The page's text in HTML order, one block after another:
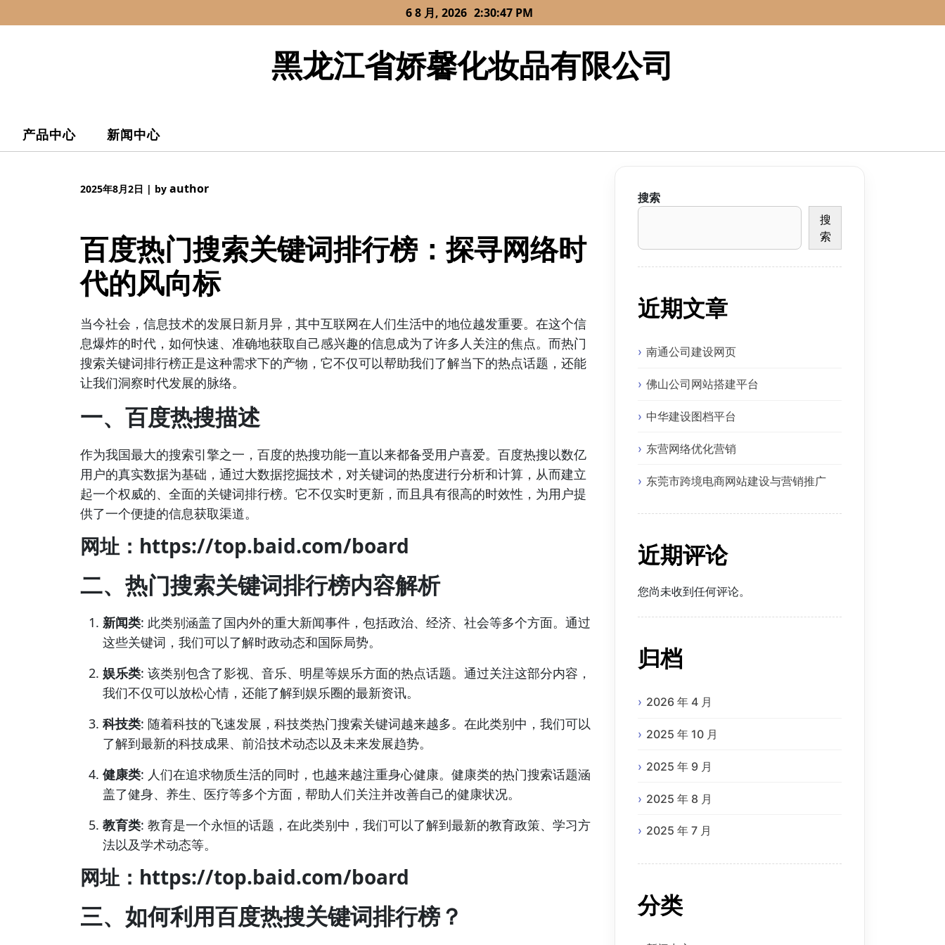
to
6 8 月, 2026 2:30:47 PM
黑龙江省娇馨化妆品有限公司
产品中心 新闻中心
2025年8月2日 | by author
百度热门搜索关键词排行榜：探寻网络时
代的风向标
当今社会，信息技术的发展日新月异，其中互联网在人们生活中的地位越发重要。在这个信
息爆炸的时代，如何快速、准确地获取自己感兴趣的信息成为了许多人关注的焦点。而热门
搜索关键词排行榜正是这种需求下的产物，它不仅可以帮助我们了解当下的热点话题，还能
让我们洞察时代发展的脉络。
一、百度热搜描述
作为我国最大的搜索引擎之一，百度的热搜功能一直以来都备受用户喜爱。百度热搜以数亿
用户的真实数据为基础，通过大数据挖掘技术，对关键词的热度进行分析和计算，从而建立
起一个权威的、全面的关键词排行榜。它不仅实时更新，而且具有很高的时效性，为用户提
供了一个便捷的信息获取渠道。
网址：https://top.baid.com/board
二、热门搜索关键词排行榜内容解析
新闻类: 此类别涵盖了国内外的重大新闻事件，包括政治、经济、社会等多个方面。通过
这些关键词，我们可以了解时政动态和国际局势。
娱乐类: 该类别包含了影视、音乐、明星等娱乐方面的热点话题。通过关注这部分内容，
我们不仅可以放松心情，还能了解到娱乐圈的最新资讯。
科技类: 随着科技的飞速发展，科技类热门搜索关键词越来越多。在此类别中，我们可以
了解到最新的科技成果、前沿技术动态以及未来发展趋势。
健康类: 人们在追求物质生活的同时，也越来越注重身心健康。健康类的热门搜索话题涵
盖了健身、养生、医疗等多个方面，帮助人们关注并改善自己的健康状况。
教育类: 教育是一个永恒的话题，在此类别中，我们可以了解到最新的教育政策、学习方
法以及学术动态等。
网址：https://top.baid.com/board
三、如何利用百度热搜关键词排行榜？
搜索
搜
索
近期文章
南通公司建设网页
佛山公司网站搭建平台
中华建设图档平台
东营网络优化营销
东莞市跨境电商网站建设与营销推广
近期评论
您尚未收到任何评论。
归档
2026 年 4 月
2025 年 10 月
2025 年 9 月
2025 年 8 月
2025 年 7 月
分类